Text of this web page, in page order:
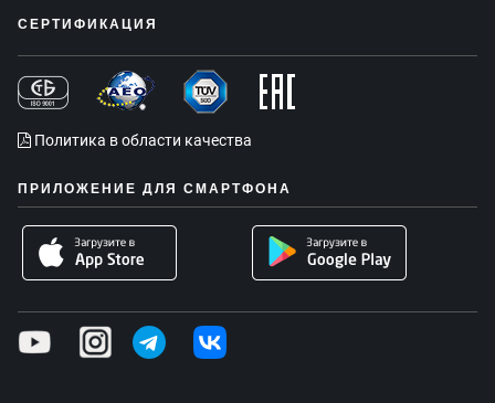
СЕРТИФИКАЦИЯ
Политика в области качества
ПРИЛОЖЕНИЕ ДЛЯ СМАРТФОНА